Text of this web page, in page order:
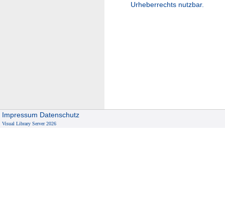
Urheberrechts nutzbar.
Impressum Datenschutz
Visual Library Server 2026